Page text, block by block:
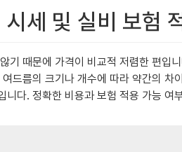
세 및 실비 보험
기 때문에 가격이 비교적 저렴한 편입
드름의 크기나 개수에 따라 약간의
니다. 정확한 비용과 보험 적용 가능